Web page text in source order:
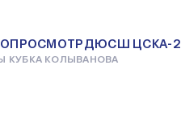
ПРОСМОТРДЮСШ ЦСКА-2
КУБКА КОЛЫВАНОВА
2021